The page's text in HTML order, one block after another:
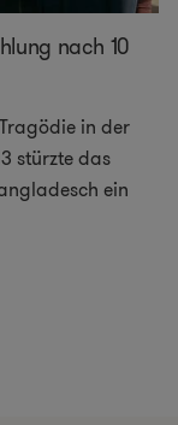
nach 10
in der
stürzte das
ein